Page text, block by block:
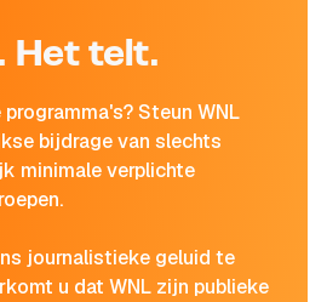
Het telt.
Steun WNL
bijdrage van slechts
minimale verplichte
journalistieke geluid te
u dat WNL zijn publieke